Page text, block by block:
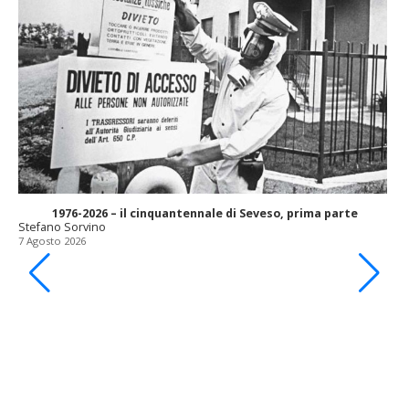
1976-2026 – il cinquantennale di Seveso, prima parte
Stefano Sorvino
7 Agosto 2026